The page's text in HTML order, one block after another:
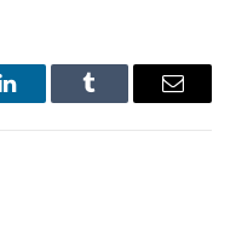
LinkedInTumblr
E-